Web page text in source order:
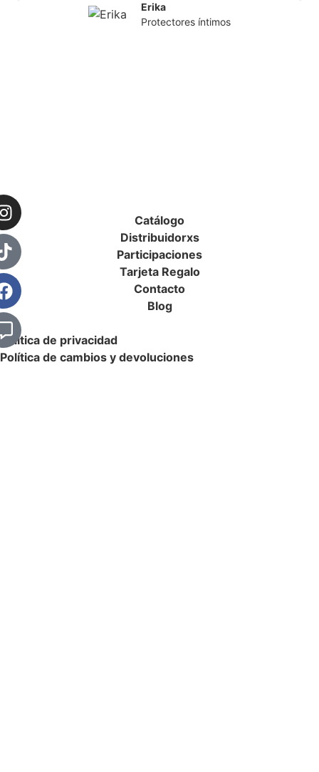
Erika
Protectores íntimos
Catálogo
Distribuidorxs
Participaciones
Tarjeta Regalo
Contacto
Blog
Política de privacidad
Política de cambios y devoluciones